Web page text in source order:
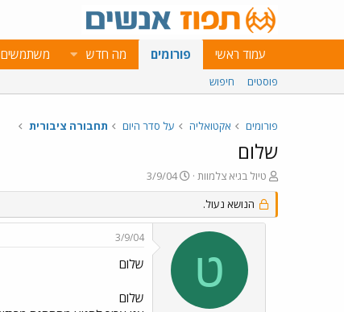
עמוד ראשי פורומים מה חדש משתמשים
פוסטים חיפוש
פורומים אקטואליה על סדר היום תחבורה ציבורית
שלום
פ
ו
ת
ח
טיול בגיא צלמוות
פ
ו
ס
ב
ת
א
ר
3/9/04
הנושא נעול.
ט
3/9/04
שלום
שלום